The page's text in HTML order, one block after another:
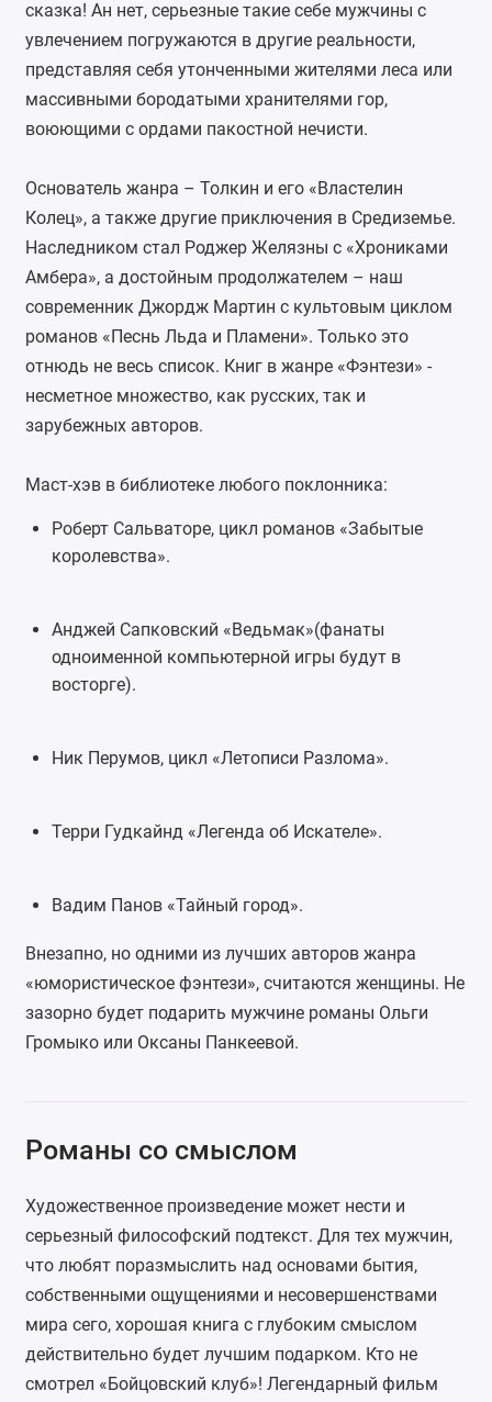
сказка! Ан нет, серьезные такие себе мужчины с
увлечением погружаются в другие реальности,
представляя себя утонченными жителями леса или
массивными бородатыми хранителями гор,
воюющими с ордами пакостной нечисти.
Основатель жанра – Толкин и его «Властелин
Колец», а также другие приключения в Средиземье.
Наследником стал Роджер Желязны с «Хрониками
Амбера», а достойным продолжателем – наш
современник Джордж Мартин с культовым циклом
романов «Песнь Льда и Пламени». Только это
отнюдь не весь список. Книг в жанре «Фэнтези» -
несметное множество, как русских, так и
зарубежных авторов.
Маст-хэв в библиотеке любого поклонника:
Роберт Сальваторе, цикл романов «Забытые
королевства».
Анджей Сапковский «Ведьмак»(фанаты
одноименной компьютерной игры будут в
восторге).
Ник Перумов, цикл «Летописи Разлома».
Терри Гудкайнд «Легенда об Искателе».
Вадим Панов «Тайный город».
Внезапно, но одними из лучших авторов жанра
«юмористическое фэнтези», считаются женщины. Не
зазорно будет подарить мужчине романы Ольги
Громыко или Оксаны Панкеевой.
Романы со смыслом
Художественное произведение может нести и
серьезный философский подтекст. Для тех мужчин,
что любят поразмыслить над основами бытия,
собственными ощущениями и несовершенствами
мира сего, хорошая книга с глубоким смыслом
действительно будет лучшим подарком. Кто не
смотрел «Бойцовский клуб»! Легендарный фильм